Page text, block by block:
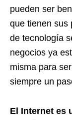
pueden ser
que tienen sus
de tecnología
negocios ya
misma para
siempre un
El Internet es